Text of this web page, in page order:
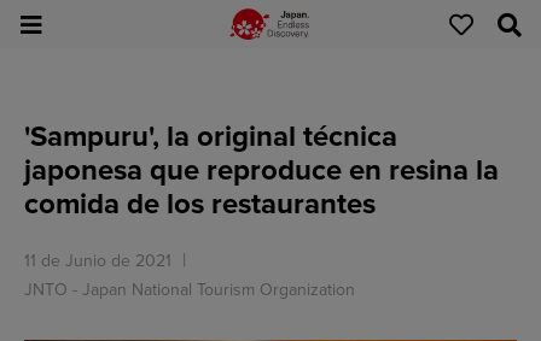
'Sampuru', la original técnica
japonesa que reproduce en resina la
comida de los restaurantes
11 de Junio de 2021
JNTO - Japan National Tourism Organization